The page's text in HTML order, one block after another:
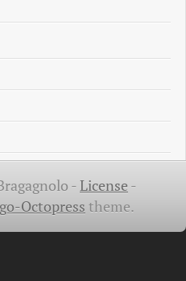
-License -
Octopress theme.